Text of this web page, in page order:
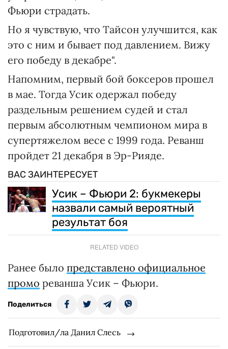
Фьюри страдать.
Но я чувствую, что Тайсон улучшится, как
это с ним и бывает под давлением. Вижу
его победу в декабре".
Напомним, первый бой боксеров прошел
в мае. Тогда Усик одержал победу
раздельным решением судей и стал
первым абсолютным чемпионом мира в
супертяжелом весе с 1999 года. Реванш
пройдет 21 декабря в Эр-Рияде.
ВАС ЗАИНТЕРЕСУЕТ
Усик – Фьюри 2: букмекеры
назвали самый вероятный
результат боя
RELATED VIDEO
Ранее было представлено официальное
промо реванша Усик – Фьюри.
Поделиться
Подготовил/ла Данил Слесь